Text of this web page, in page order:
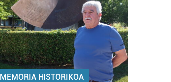
MEMORIA HISTORIKOA